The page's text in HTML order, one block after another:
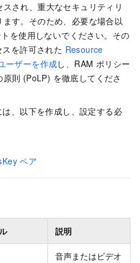
され、重大なセキュリティリ
す。そのため、必要な場合以
を使用しないでください。その
を許可された Resource
ーザーを作成し、RAM ポリシー
則 (PoLP) を徹底してくださ
、以下を作成し、設定する必
ペア
説明
音声またはビデオ